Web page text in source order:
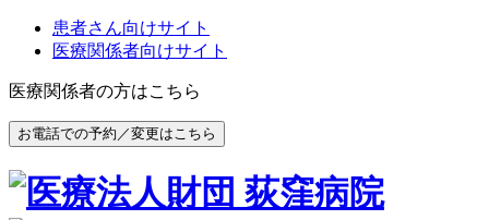
患者さん向けサイト
医療関係者向けサイト
医療関係者の方はこちら
お電話での予約／変更はこちら